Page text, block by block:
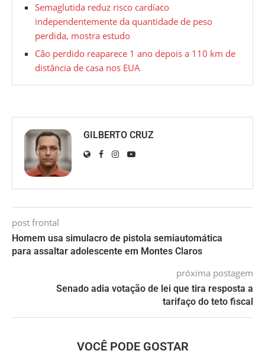
Semaglutida reduz risco cardíaco
independentemente da quantidade de peso
perdida, mostra estudo
Cão perdido reaparece 1 ano depois a 110 km de
distância de casa nos EUA
GILBERTO CRUZ
post frontal
Homem usa simulacro de pistola semiautomática
para assaltar adolescente em Montes Claros
próxima postagem
Senado adia votação de lei que tira resposta a
tarifaço do teto fiscal
VOCÊ PODE GOSTAR